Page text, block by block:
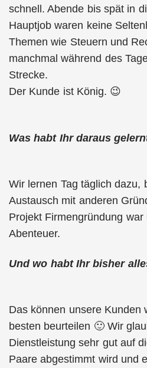
schnell. Abende bis spät in
Hauptjob waren keine
Themen wie Steuern und
manchmal während des
Strecke.
Der Kunde ist König. 😉
Was habt Ihr daraus
Wir lernen Tag täglich dazu,
Austausch mit anderen
Projekt Firmengründung
Abenteuer.
Und wo habt Ihr bisher
Das können unsere Kunden
besten beurteilen 🙂 Wir
Dienstleistung sehr gut auf
Paare abgestimmt wird und